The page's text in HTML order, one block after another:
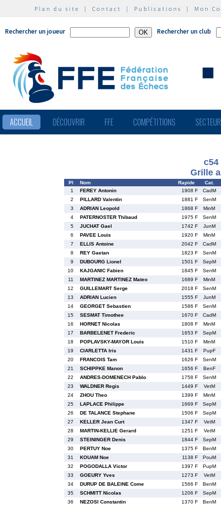
Plan du site | Contact | Publications | Mon
Rechercher un joueur Rechercher un club
ACCUEIL DÉCOUVRIR FFE COMPÉTITIONS
c54
Grille
Pl Nom Rapide
Cat.
1
FEREY Antonin 1908 F
CadM
2
PILLARD Valentin 1881 F
SenM
3
ADRIAN Leopold 1868 F
MinM
4
PATERNOSTER Thibaud 1975 F
SenM
5
JUCHAT Gael 1742 F
JunM
6
PAVEE Louis 1920 F
MinM
7
ELLIS Antoine 2042 F
CadM
8
REY Gaetan 1823 F
SenM
9
DUBOURG Lionel 1501 F
SepM
10
KAJGANIC Fabien 1845 F
SenM
11
MARTINEZ MARTINEZ Mateo 1689 F
MinM
12
GUILLEMART Serge 2018 F
SenM
13
ADRIAN Lucien 1555 F
JunM
14
GEORGET Sebastien 1586 F
SenM
15
SESMAT Timothee 1670 F
CadM
16
HORNET Nicolas 1808 F
MinM
17
BARBELENET Frederic 1653 F
SepM
18
POPLAVSKY-MAYOR Louis 1510 F
MinM
19
CIARLETTA Iris 1431 F
PupF
20
FRANCOIS Tam 1626 F
SenM
21
SCHIPPKE Manon 1656 F
BenF
22
ANDRES-DOMENECH Pablo 1758 F
SenM
23
WALDNER Regis 1449 F
VetM
24
ZHOU Theo 1399 F
MinM
25
LAPLACE Philippe 1669 F
SepM
26
DE TALANCE Stephane 1506 F
SepM
27
KELLER Jean Curt 1347 F
VetM
28
MARTIN-KELLIE Gerard 1251 F
VetM
29
STEININGER Denis 1844 F
SepM
30
PERTUY Noe 1375 F
BenM
31
KOUAM Noe 1138 F
PouM
32
POGODALLA Victor 1397 F
PupM
33
GOEURY Yves 1273 F
VetM
34
DURUP DE BALEINE Come 1566 F
BenM
35
SCHMITT Nicolas 1206 F
SepM
36
NEZOSI Constantin 1370 F
BenM